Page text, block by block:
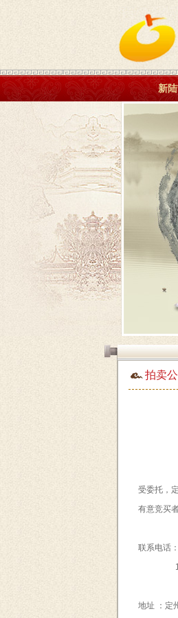
新
拍卖
受委托，
有意竞买
联系电话
地址 ：定